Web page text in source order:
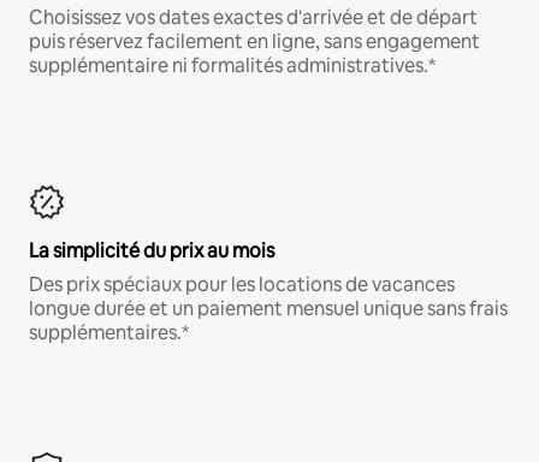
Choisissez vos dates exactes d'arrivée et de départ
puis réservez facilement en ligne, sans engagement
supplémentaire ni formalités administratives.*
La simplicité du prix au mois
Des prix spéciaux pour les locations de vacances
longue durée et un paiement mensuel unique sans frais
supplémentaires.*